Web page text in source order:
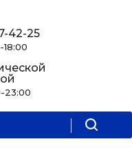
42-25
23:00